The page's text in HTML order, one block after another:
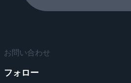
お問い合わせ
フォロー